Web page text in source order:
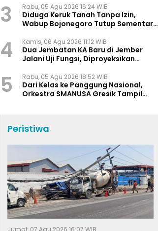
Indonesia
3 Rabu, 05 Agu 2026 16:24 WIB
Diduga Keruk Tanah Tanpa Izin,
Wabup Bojonegoro Tutup Sementara
4 Kamis, 06 Agu 2026 11:12 WIB
Dua Jembatan KA Baru di Jember
Jalani Uji Fungsi, Diproyeksikan
5 Rabu, 05 Agu 2026 18:52 WIB
Dari Kelas ke Panggung Nasional,
Orkestra SMANUSA Gresik Tampil
Peristiwa
Jumat, 07 Agu 2026 16:07 WIB